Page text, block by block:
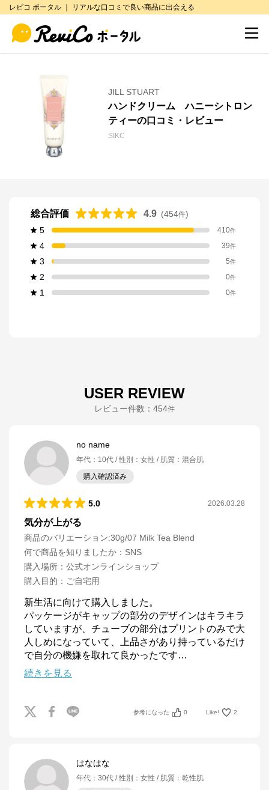
レビコ ポータル ｜ リアルな口コミで良い商品に出会える
JILL STUART
ハンドクリーム ハニーシトロン
ティーの口コミ・レビュー
SIKC
総合評価 4.9 (454件)
5
410件
4 39件
3 5件
2 0件
1 0件
USER REVIEW
レビュー件数： 454件
no name
年代 ： 10代 性別 ： 女性 肌質 ： 混合肌
購入確認済み
5.0 2026.03.28
気分が上がる
商品のバリエーション:30g/07 Milk Tea Blend
何で商品を知りましたか ： SNS
購入場所 ： 公式オンラインショップ
購入目的 ： ご自宅用
新生活に向けて購入しました。
パッケージがキャップの部分のデザインはキラキラ
していますが、チューブの部分はプリントのみで大
人しめになっていて、上品さがあり持っているだけ
で自分の機嫌を取れて良かったです…
続きを見る
参考になった 0 Like! 2
はなはな
年代 ： 30代 性別 ： 女性 肌質 ： 乾性肌